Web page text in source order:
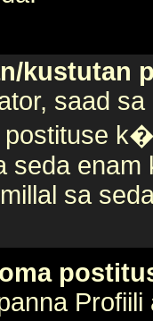
kustutan
saad
seda
sa
Profiili